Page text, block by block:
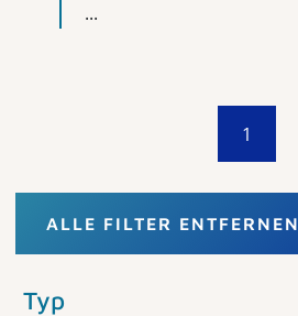
...
1
ALLE FILTER ENTFERNEN
Typ